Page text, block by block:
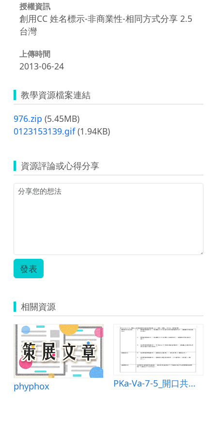
授權資訊
創用CC 姓名標示-非商業性-相同方式分享 2.5
台灣
上傳時間
2013-06-24
教學資源檔案連結
976.zip (5.45MB)
0123153139.gif(1.94KB)
資源評論或心得分享
發表
相關資源
phyphox PKa-Va-7-5_開口共鳴管的諧音規律1(一閉一開)_ WSQ 學習單